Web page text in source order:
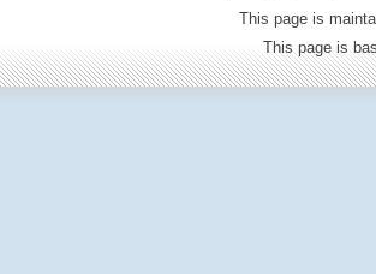
This page is
This page is